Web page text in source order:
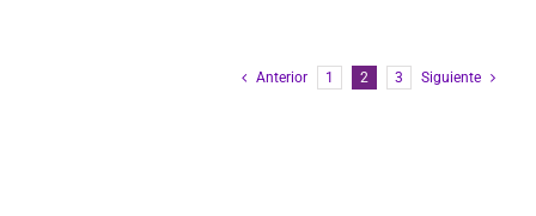
Anterior 1 2 3 Siguiente